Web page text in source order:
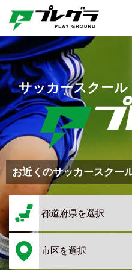
サッカースクール
お近くのサッカースクー